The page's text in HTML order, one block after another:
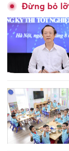
Đừng bỏ lỡ